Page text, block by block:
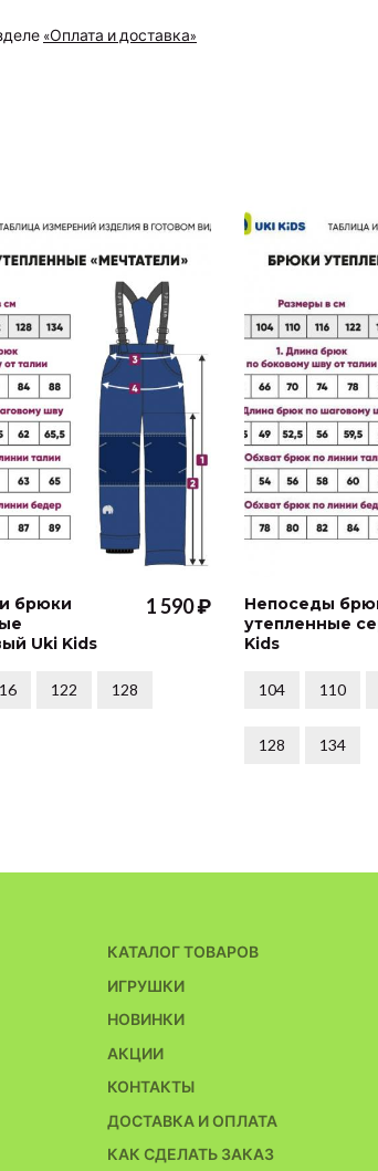
«Оплата и доставка»
брюки
Uki Kids
1 590 ₽
122 128
Непоседы
утепленные
Kids
104 110
128 134
КАТАЛОГ ТОВАРОВ
ИГРУШКИ
НОВИНКИ
АКЦИИ
КОНТАКТЫ
ДОСТАВКА И ОПЛАТА
КАК СДЕЛАТЬ ЗАКАЗ